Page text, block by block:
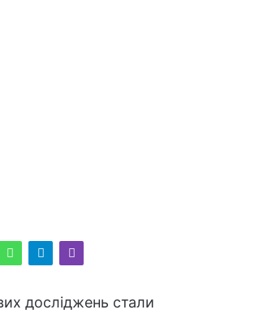
досліджень стали